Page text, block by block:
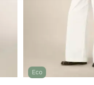
Eco